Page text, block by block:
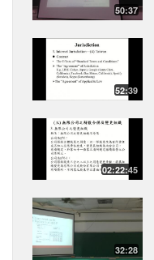
50:37
52:39
02:22:45
32:28